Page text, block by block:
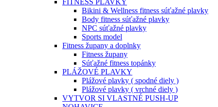
FITNESS PLAVKY
Bikini & Wellness fitness súťažné plavky
Body fitness súťažné plavky
NPC súťažné plavky
Sports model
Fitness župany a doplnky
Fitness župany
Súťažné fitness topánky
PLÁŽOVÉ PLAVKY
Plážové plavky ( spodné diely )
Plážové plavky ( vrchné diely )
VYTVOR SI VLASTNÉ PUSH-UP